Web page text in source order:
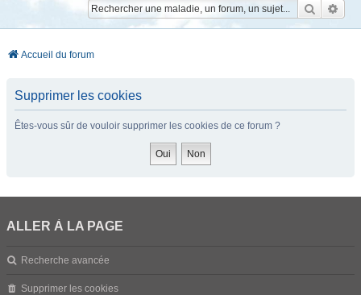
Accueil du forum
Supprimer les cookies
Êtes-vous sûr de vouloir supprimer les cookies de ce forum ?
ALLER À LA PAGE
Recherche avancée
Supprimer les cookies